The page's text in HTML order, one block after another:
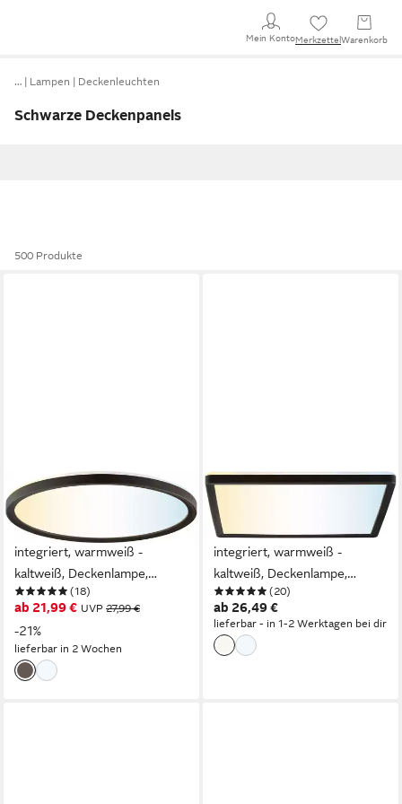
Mein KontoMerkzettel Warenkorb
… Lampen Deckenleuchten
Schwarze Deckenpanels
500 Produkte
HANSEATIC
LED Panel DLP220A, CCT -
über Fernbedienung, LED fest
integriert, warmweiß -
kaltweiß, Deckenlampe,
Deckenleuchte, dimmbar, CCT
über Wandschalter, Backlight
(18)
ab 21,99 € UVP 27,99 €
-21%
lieferbar in 2 Wochen
HANSEATIC
LED Panel DLP220A, CCT -
über Fernbedienung, LED fest
integriert, warmweiß -
kaltweiß, Deckenlampe,
Deckenleuchte, dimmbar, CCT
über Wandschalter, Backlight
(20)
ab 26,49 €
lieferbar - in 1-2 Werktagen bei dir